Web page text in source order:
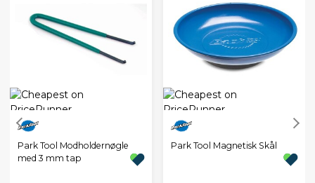
Park Tool Modholdernøgle
med 3 mm tap
Park Tool Magnetisk Skål